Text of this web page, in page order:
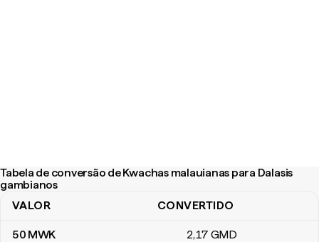
Tabela de conversão de Kwachas malauianas para Dalasis
gambianos
Tabela de conversão de Kwachas malauianas para Dalasis
VALOR CONVERTIDO
50 MWK 2,17 GMD